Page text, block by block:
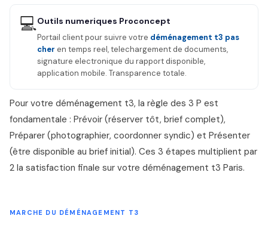
💻Outils numeriques Proconcept
Portail client pour suivre votre déménagement t3 pas
cher en temps reel, telechargement de documents,
signature electronique du rapport disponible,
application mobile. Transparence totale.
Pour votre déménagement t3, la règle des 3 P est
fondamentale : Prévoir (réserver tôt, brief complet),
Préparer (photographier, coordonner syndic) et Présenter
(être disponible au brief initial). Ces 3 étapes multiplient par
2 la satisfaction finale sur votre déménagement t3 Paris.
MARCHE DU DÉMÉNAGEMENT T3